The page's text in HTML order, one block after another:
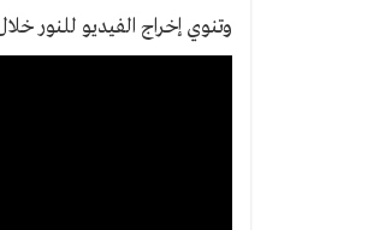
وتنوي إخراج الفيديو للنور